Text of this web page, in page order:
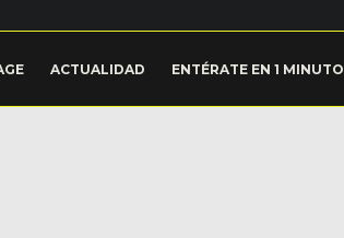
ACTUALIDAD ENTÉRATE EN 1 MINUTO